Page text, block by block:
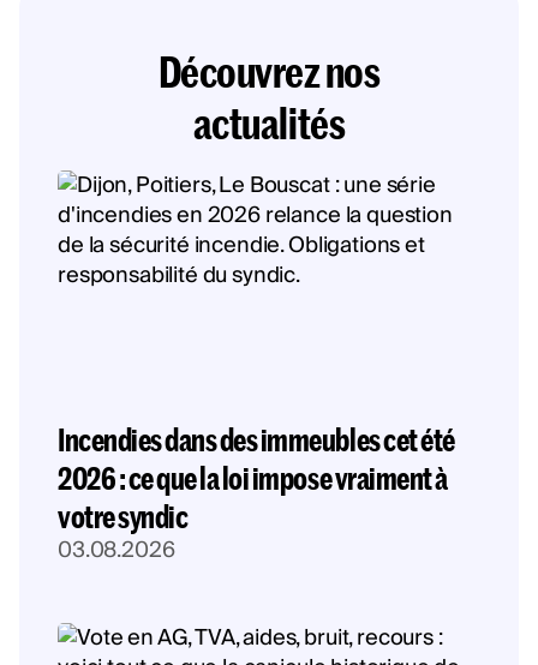
Découvrez nos
actualités
Incendies dans des immeubles cet été
2026 : ce que la loi impose vraiment à
votre syndic
03.08.2026